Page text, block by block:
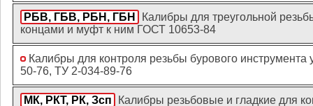
РБВ, ГБВ, РБН, ГБН
Калибры для треугольной
концами и муфт к ним ГОСТ 10653-84
Калибры для контроля резьбы бурового инструмента
50-76, ТУ 2-034-89-76
МК, РКТ, РК, Зсп
Калибры резьбовые и гладкие для